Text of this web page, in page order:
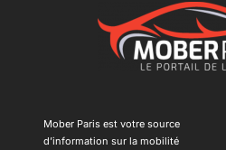
Mober Paris est votre source
d’information sur la mobilité